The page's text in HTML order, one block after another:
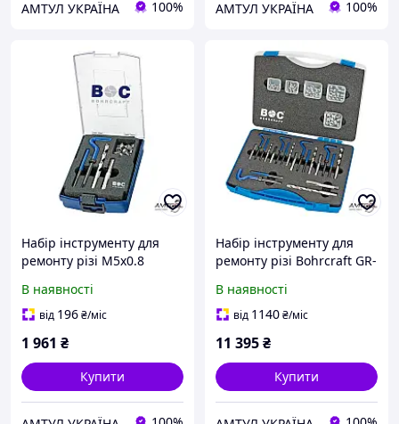
АМТУЛ УКРАЇНА 100% АМТУЛ УКРАЇНА 100%
Набір інструменту для
ремонту різі M5х0.8
В наявності
від 196₴/міс
1 961 ₴
Купити
Набір інструменту для
ремонту різі Bohrcraft GR-
В наявності
від 1140₴/міс
11 395₴
Купити